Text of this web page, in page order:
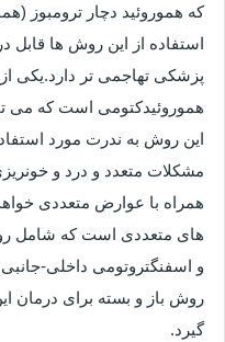
که هموروئید دچار ترومبوز
استفاده از این روش ها قابل
پزشکی تهاجمی تر دارد.یکی
هموروئیدکتومی است که می
این روش به ندرت مورد
مشکلات متعدد و درد و
همراه با عوارض متعددی
های متعددی است که شامل روش
و اسفنگتروتومی داخلی-
روش باز و بسته برای درمان
گیرد.